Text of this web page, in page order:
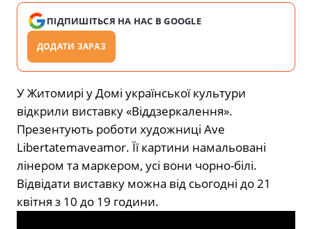
ПІДПИШІТЬСЯ НА НАС В GOOGLE
ДОДАТИ ЗАРАЗ
У Житомирі у Домі української культури
відкрили виставку «Віддзеркалення».
Презентують роботи художниці Ave
Libertatemaveamor. Її картини намальовані
лінером та маркером, усі вони чорно-білі.
Відвідати виставку можна від сьогодні до 21
квітня з 10 до 19 години.